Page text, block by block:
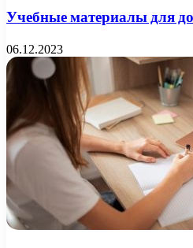
Учебные материалы для
06.12.2023